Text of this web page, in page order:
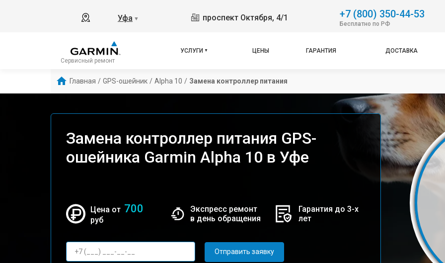
Уфа ▼ проспект Октября, 4/1 +7 (800) 350-44-53
Бесплатно по РФ
Сервисный ремонт
УСЛУГИ ЦЕНЫ ГАРАНТИЯ ДОСТАВКА
Главная / GPS-ошейник / Alpha 10 / Замена контроллер питания
Замена контроллер питания GPS-
ошейника Garmin Alpha 10 в Уфе
Цена от 700
руб
Экспресс ремонт
в день обращения
Гарантия до 3-х
лет
Отправить заявку